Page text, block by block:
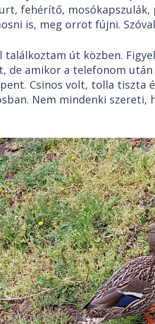
fehérítő, mosókapszulák,
is, meg orrot fújni.
találkoztam út közben.
de amikor a telefonom
Csinos volt, tolla tiszta
Nem mindenki szereti,